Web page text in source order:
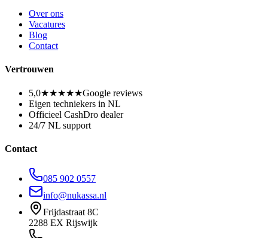
Over ons
Vacatures
Blog
Contact
Vertrouwen
5,0★★★★★Google reviews
Eigen techniekers in NL
Officieel CashDro dealer
24/7 NL support
Contact
085 902 0557
info@nukassa.nl
Frijdastraat 8C
2288 EX Rijswijk